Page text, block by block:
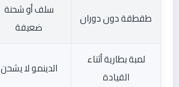
طقطقة دون دوران
سلف أو شحنة
ضعيفة
لمبة بطارية أثناء
القيادة
الدينمو لا يشحن